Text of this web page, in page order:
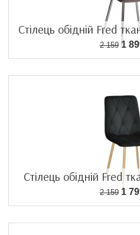
Стілець обідній Fred
2 1591
Стілець обідній Fred
2 1591